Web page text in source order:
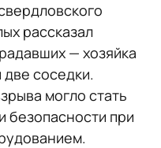
рассказал
— хозяйка
соседки.
могло стать
безопасности при